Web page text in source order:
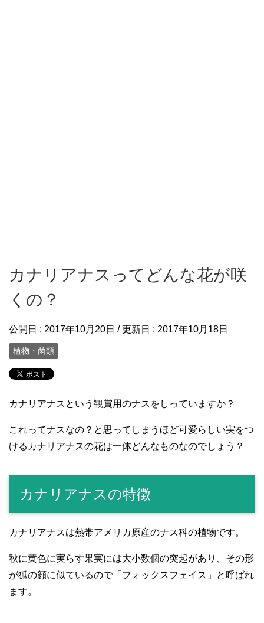
カナリアナスってどんな花が咲
くの？
公開日 : 2017年10月20日 / 更新日 : 2017年10月18日
植物・菌類
カナリアナスという観賞用のナスをしっていますか？
これってナスなの？と思ってしまうほど可愛らしい実をつ
けるカナリアナスの花は一体どんなものなのでしょう？
カナリアナスの特徴
カナリアナスは熱帯アメリカ原産のナス科の植物です。
秋に黄色に実らす果実には大小数個の突起があり、その形
が狐の顔に似ているので「フォックスフェイス」と呼ばれ
ます。